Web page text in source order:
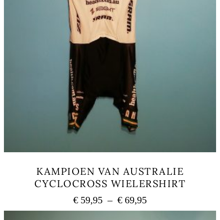
KAMPIOEN VAN AUSTRALIE
CYCLOCROSS WIELERSHIRT
€ 59,95 – € 69,95Plage
de